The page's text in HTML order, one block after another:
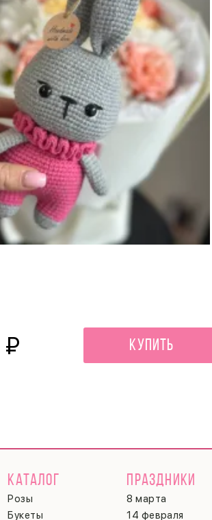
₽ Купить
КАТАЛОГ
Розы
Букеты
ПРАЗДНИКИ
8 марта
14 февраля